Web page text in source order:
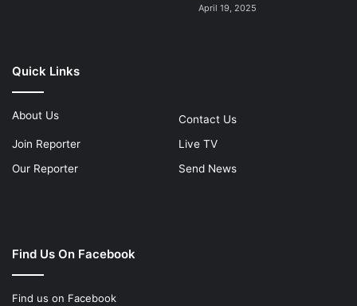
April 19, 2025
Quick Links
About Us
Contact Us
Join Reporter
Live TV
Our Reporter
Send News
Find Us On Facebook
Find us on Facebook